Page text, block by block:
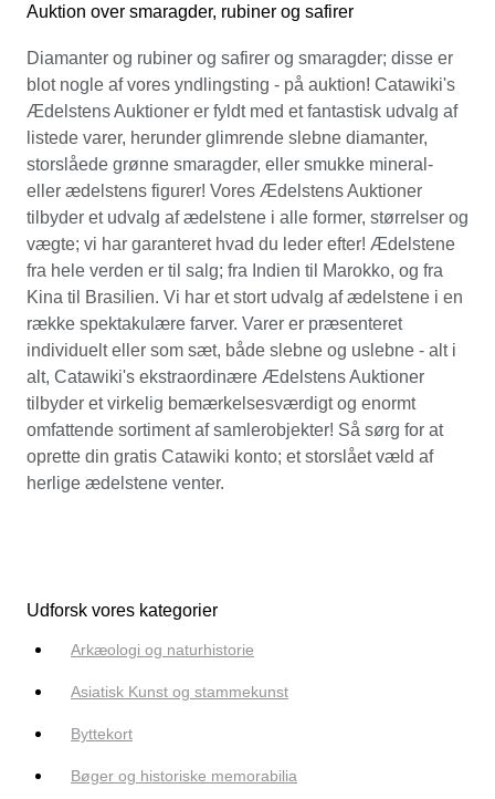
Auktion over smaragder, rubiner og safirer
Diamanter og rubiner og safirer og smaragder; disse er
blot nogle af vores yndlingsting - på auktion! Catawiki's
Ædelstens Auktioner er fyldt med et fantastisk udvalg af
listede varer, herunder glimrende slebne diamanter,
storslåede grønne smaragder, eller smukke mineral-
eller ædelstens figurer! Vores Ædelstens Auktioner
tilbyder et udvalg af ædelstene i alle former, størrelser og
vægte; vi har garanteret hvad du leder efter! Ædelstene
fra hele verden er til salg; fra Indien til Marokko, og fra
Kina til Brasilien. Vi har et stort udvalg af ædelstene i en
række spektakulære farver. Varer er præsenteret
individuelt eller som sæt, både slebne og uslebne - alt i
alt, Catawiki's ekstraordinære Ædelstens Auktioner
tilbyder et virkelig bemærkelsesværdigt og enormt
omfattende sortiment af samlerobjekter! Så sørg for at
oprette din gratis Catawiki konto; et storslået væld af
herlige ædelstene venter.
Udforsk vores kategorier
Arkæologi og naturhistorie
Asiatisk Kunst og stammekunst
Byttekort
Bøger og historiske memorabilia